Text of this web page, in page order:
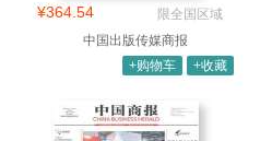
¥364.54
限全国区域
中国出版传媒商报
+购物车
+收藏